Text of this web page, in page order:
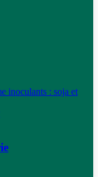
inoculants : soja et